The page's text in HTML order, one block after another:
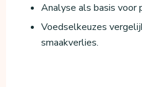
Analyse als basis voor
Voedselkeuzes
smaakverlies.